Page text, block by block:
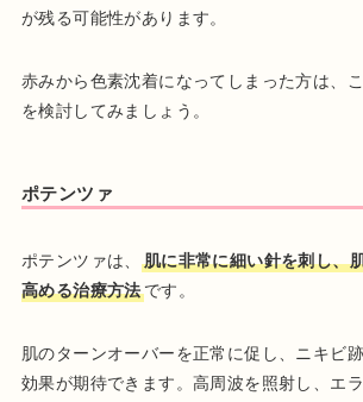
が残る可能性があります。
赤みから色素沈着になってしまった方は、
を検討してみましょう。
ポテンツァ
ポテンツァは、
肌に非常に細い針を刺し、
高める治療方法です。
肌のターンオーバーを正常に促し、ニキビ
効果が期待できます。高周波を照射し、エ